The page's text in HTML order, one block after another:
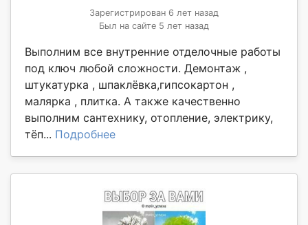
Зарегистрирован 6 лет назад
Был на сайте 5 лет назад
Выполним все внутренние отделочные работы
под ключ любой сложности. Демонтаж ,
штукатурка , шпаклёвка,гипсокартон ,
малярка , плитка. А также качественно
выполним сантехнику, отопление, электрику,
тёп... Подробнее